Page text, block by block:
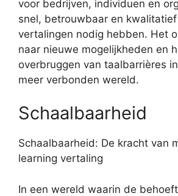
voor bedrijven, individuen en
snel, betrouwbaar en
vertalingen nodig hebben. Het
naar nieuwe mogelijkheden en
overbruggen van taalbarrières
meer verbonden wereld.
Schaalbaarheid
Schaalbaarheid: De kracht van
learning vertaling
In een wereld waarin de